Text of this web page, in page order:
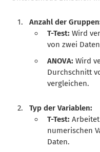
Anzahl der
T-Test:Wird
von zwei
ANOVA:Wird
Durchschnitt
vergleichen.
Typ der Variablen:
T-Test:
numerischen
Daten.